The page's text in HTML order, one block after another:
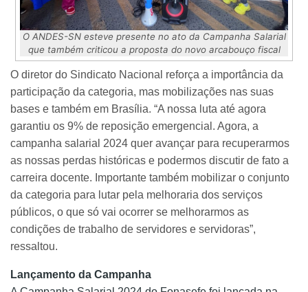
O ANDES-SN esteve presente no ato da Campanha Salarial
que também criticou a proposta do novo arcabouço fiscal
O diretor do Sindicato Nacional reforça a importância da
participação da categoria, mas mobilizações nas suas
bases e também em Brasília. “A nossa luta até agora
garantiu os 9% de reposição emergencial. Agora, a
campanha salarial 2024 quer avançar para recuperarmos
as nossas perdas históricas e podermos discutir de fato a
carreira docente. Importante também mobilizar o conjunto
da categoria para lutar pela melhoraria dos serviços
públicos, o que só vai ocorrer se melhorarmos as
condições de trabalho de servidores e servidoras”,
ressaltou.
Lançamento da Campanha